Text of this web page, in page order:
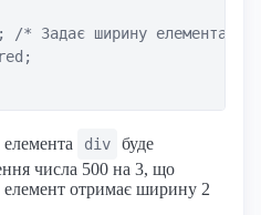
/* Задає ширину елемента
div
буде
числа 500 на 3, що
отримає ширину 2